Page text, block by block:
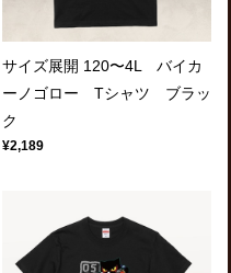
サイズ展開 120〜4L バイカ
ーノゴロー Tシャツ ブラッ
ク
¥2,189